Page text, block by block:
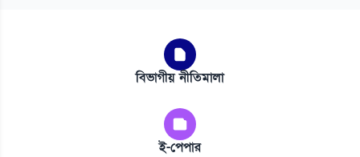
বিভাগীয় নীতিমালা
ই-পেপার